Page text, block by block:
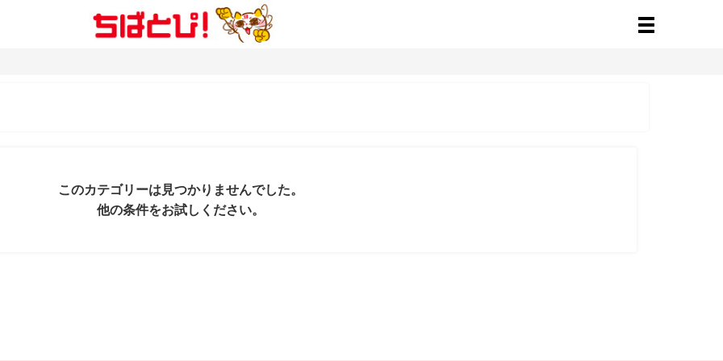
このカテゴリーは見つかりませんでした。
他の条件をお試しください。